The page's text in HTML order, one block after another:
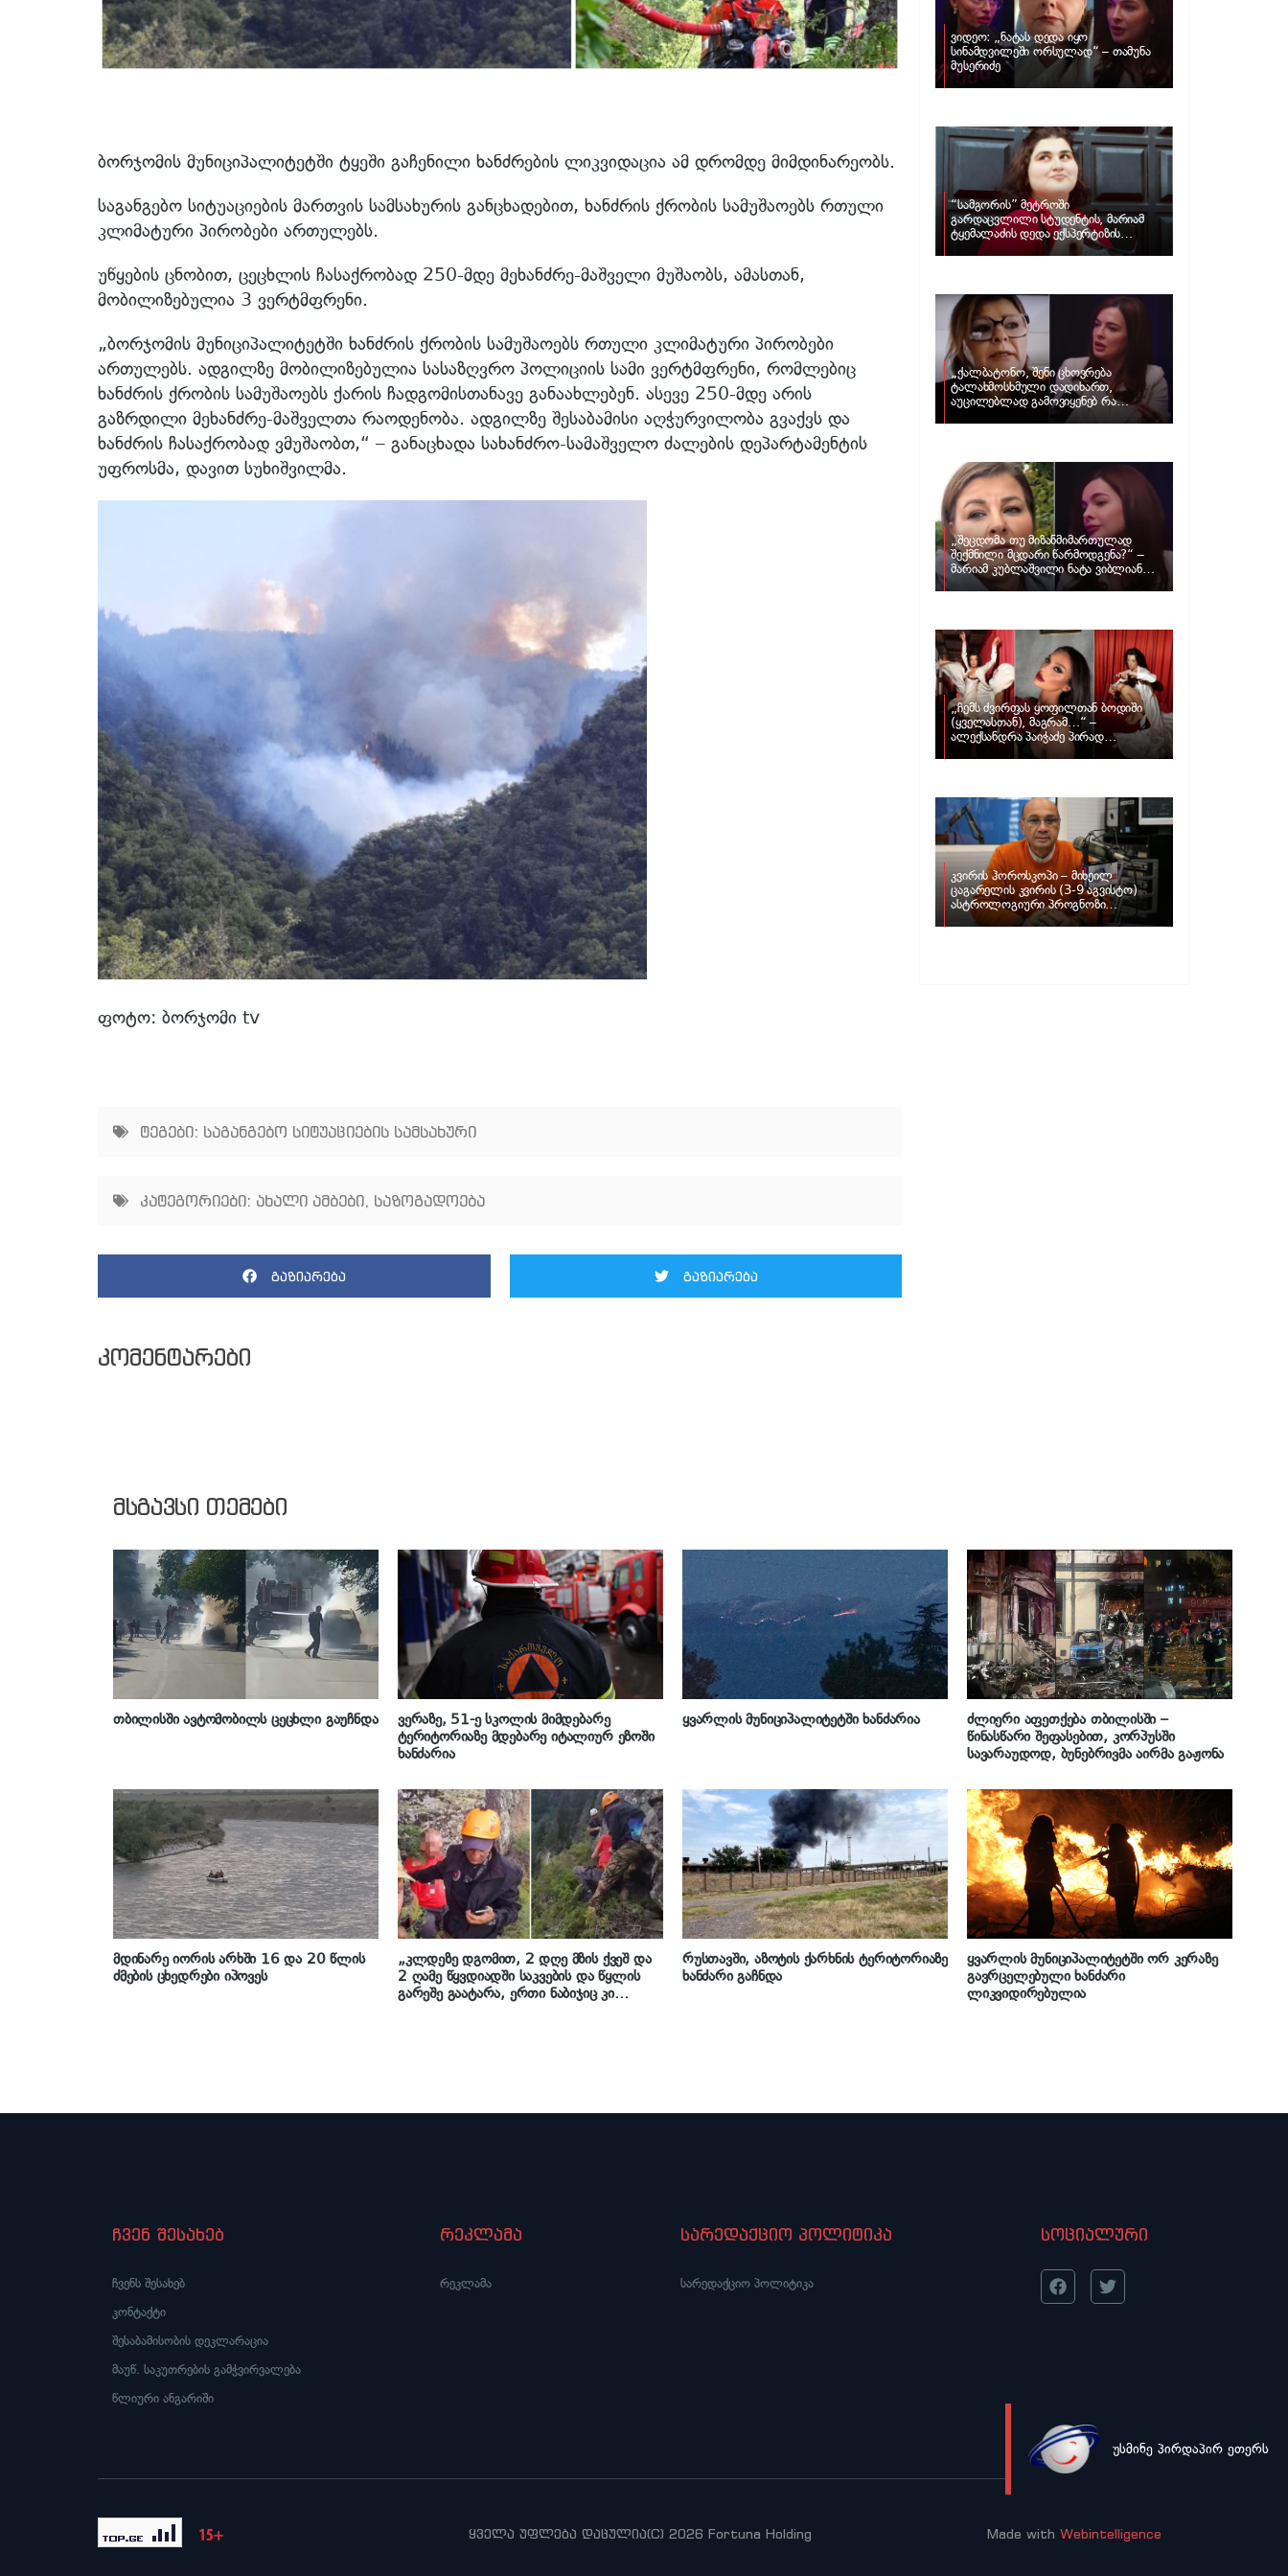
LIVEუსმინე პირდაპირ ეთერს
ბორჯომის მუნიციპალიტეტში ტყეში გაჩენილი ხანძრების ლიკვიდაცია ამ დრომდე მიმდინარეობს.
საგანგებო სიტუაციების მართვის სამსახურის განცხადებით, ხანძრის ქრობის სამუშაოებს რთული
კლიმატური პირობები ართულებს.
უწყების ცნობით, ცეცხლის ჩასაქრობად 250-მდე მეხანძრე-მაშველი მუშაობს, ამასთან,
მობილიზებულია 3 ვერტმფრენი.
„ბორჯომის მუნიციპალიტეტში ხანძრის ქრობის სამუშაოებს რთული კლიმატური პირობები
ართულებს. ადგილზე მობილიზებულია სასაზღვრო პოლიციის სამი ვერტმფრენი, რომლებიც
ხანძრის ქრობის სამუშაოებს ქარის ჩადგომისთანავე განაახლებენ. ასევე 250-მდე არის
გაზრდილი მეხანძრე-მაშველთა რაოდენობა. ადგილზე შესაბამისი აღჭურვილობა გვაქვს და
ხანძრის ჩასაქრობად ვმუშაობთ,“ – განაცხადა სახანძრო-სამაშველო ძალების დეპარტამენტის
უფროსმა, დავით სუხიშვილმა.
ფოტო: ბორჯომი tv
ტეგები: საგანგებო სიტუაციების სამსახური
კატეგორიები: ახალი ამბები, საზოგადოება
გაზიარება გაზიარება
კომენტარები
ვიდეო: „ნატას დედა იყო
სინამდვილეში ორსულად“ – თამუნა
მუსერიძე
“სამგორის” მეტროში
გარდაცვლილი სტუდენტის, მარიამ
ტყემალაძის დედა ექსპერტიზის
პასუხს აქვეყნებს – რა გახდა გოგონას
„ქალბატონო, შენი ცხოვრება
ტალახმოსხმული დადიხართ,
აუცილებლად გამოვიყენებ რა
ინფორმაციაც მაქვს“… – რა
„შეცდომა თუ მიზანმიმართულად
შექმნილი მცდარი წარმოდგენა?“ –
მარიამ კუბლაშვილი ნატა ვიბლიანის
საქმეზე ვიდეომიმართვას ავრცელებს
„ჩემს ძვირფას ყოფილთან ბოდიში
(ყველასთან), მაგრამ…“ –
ალექსანდრა პაიჭაძე პირად
კვირის ჰოროსკოპი – მიხეილ
ცაგარელის კვირის (3-9 აგვისტო)
ასტროლოგიური პროგნოზი
ზოდიაქოს ნიშნებისთვის
მსგავსი თემები
თბილისში ავტომობილს ცეცხლი გაუჩნდა
ვერაზე, 51-ე სკოლის მიმდებარე
ტერიტორიაზე მდებარე იტალიურ ეზოში
ხანძარია
ყვარლის მუნიციპალიტეტში ხანძარია
ძლიერი აფეთქება თბილისში –
წინასწარი შეფასებით, კორპუსში
სავარაუდოდ, ბუნებრივმა აირმა გაჟონა
მდი­ნა­რე იო­რის არხში 16 და 20 წლის
ძმე­ბის ცხედ­რე­ბი იპო­ვეს
„კლდეზე დგომით, 2 დღე მზის ქვეშ და
2 ღამე წყვდიადში საკვების და წყლის
გარეშე გაატარა, ერთი ნაბიჯიც კი
რუსთავში, აზოტის ქარხნის ტერიტორიაზე
ხანძარი გაჩნდა
ყვარლის მუნიციპალიტეტში ორ კერაზე
გავრცელებული ხანძარი
ლიკვიდირებულია
ჩვენ შესახებ
ჩვენს შესახებ
კონტაქტი
შესაბამისობის დეკლარაცია
მაუწ. საკუთრების გამჭვირვალება
წლიური ანგარიში
რეკლამა
რეკლამა
სარედაქციო პოლიტიკა
სარედაქციო პოლიტიკა
სოციალური
ყველა უფლება დაცულია(C) 2026 Fortuna Holding Made with Webintelligence